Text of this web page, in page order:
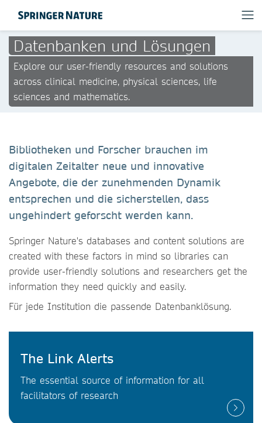
Datenbanken und Lösungen
Explore our user-friendly resources and solutions
across clinical medicine, physical sciences, life
sciences and mathematics.
Bibliotheken und Forscher brauchen im
digitalen Zeitalter neue und innovative
Angebote, die der zunehmenden Dynamik
entsprechen und die sicherstellen, dass
ungehindert geforscht werden kann.
Springer Nature's databases and content solutions are
created with these factors in mind so libraries can
provide user-friendly solutions and researchers get the
information they need quickly and easily.
Für jede Institution die passende Datenbanklösung.
The Link Alerts
The essential source of information for all
facilitators of research